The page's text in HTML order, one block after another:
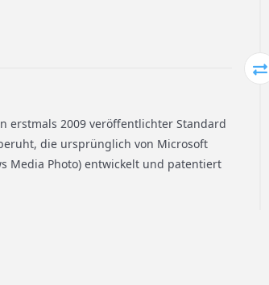
erstmals 2009 veröffentlichter Standard
die ursprünglich von Microsoft
Media Photo) entwickelt und patentiert